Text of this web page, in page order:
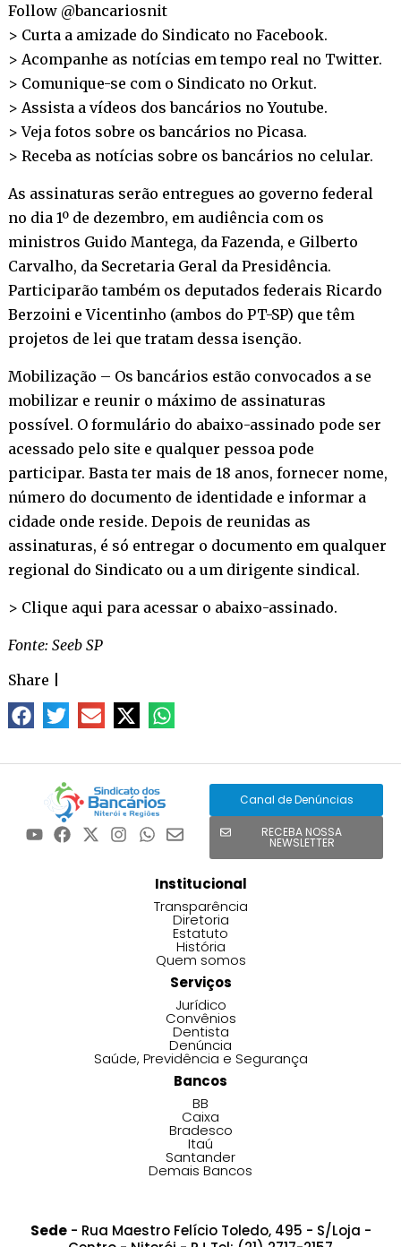
Follow @bancariosnit
> Curta a amizade do Sindicato no Facebook.
> Acompanhe as notícias em tempo real no Twitter.
> Comunique-se com o Sindicato no Orkut.
> Assista a vídeos dos bancários noYoutube.
> Veja fotos sobre os bancários no Picasa.
> Receba as notícias sobre os bancários no celular.
As assinaturas serão entregues ao governo federal
no dia 1º de dezembro, em audiência com os
ministros Guido Mantega, da Fazenda, e Gilberto
Carvalho, da Secretaria Geral da Presidência.
Participarão também os deputados federais Ricardo
Berzoini e Vicentinho (ambos do PT-SP) que têm
projetos de lei que tratam dessa isenção.
Mobilização – Os bancários estão convocados a se
mobilizar e reunir o máximo de assinaturas
possível. O formulário do abaixo-assinado pode ser
acessado pelo site e qualquer pessoa pode
participar. Basta ter mais de 18 anos, fornecer nome,
número do documento de identidade e informar a
cidade onde reside. Depois de reunidas as
assinaturas, é só entregar o documento em qualquer
regional do Sindicato ou a um dirigente sindical.
> Clique aqui para acessar o abaixo-assinado.
Fonte: Seeb SP
Share
Canal de Denúncias
RECEBA NOSSA
NEWSLETTER
Institucional
Transparência
Diretoria
Estatuto
História
Quem somos
Serviços
Jurídico
Convênios
Dentista
Denúncia
Saúde, Previdência e Segurança
Bancos
BB
Caixa
Bradesco
Itaú
Santander
Demais Bancos
Sede- Rua Maestro Felício Toledo, 495 - S/Loja -